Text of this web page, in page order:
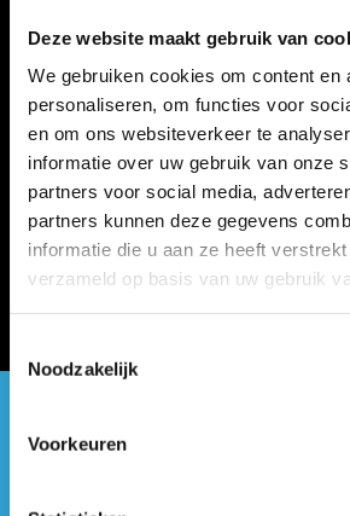
Deze website maakt gebruik van
We gebruiken cookies om content en
personaliseren, om functies voor
en om ons websiteverkeer te
informatie over uw gebruik van onze
partners voor social media,
partners kunnen deze gegevens
informatie die u aan ze heeft
verzameld op basis van uw gebruik
Noodzakelijk
Voorkeuren